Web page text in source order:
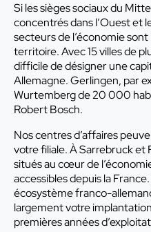
Si les sièges sociaux du
concentrés dans l’Ouest et
secteurs de l’économie
territoire. Avec 15 villes de
difficile de désigner une
Allemagne. Gerlingen, par
Wurtemberg de 20 000
Robert Bosch.
Nos centres d’affaires
votre filiale. À Sarrebruck
situés au cœur de
accessibles depuis la
écosystème franco-
largement votre
premières années